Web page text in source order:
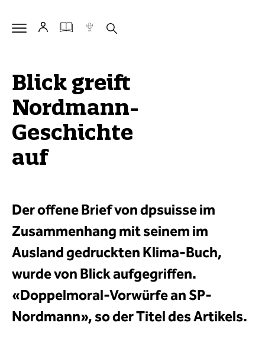
Blick greift
Nordmann-
Geschichte
auf
Der offene Brief von dpsuisse im
Zusammenhang mit seinem im
Ausland gedruckten Klima-Buch,
wurde von Blick aufgegriffen.
«Doppelmoral-Vorwürfe an SP-
Nordmann», so der Titel des Artikels.